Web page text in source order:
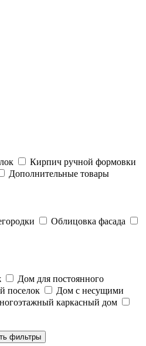
Кирпич ручной формовки
Дополнительные товары
Облицовка фасада
Дом для постоянного
поселок
Дом с несущими
каркасный дом
фильтры